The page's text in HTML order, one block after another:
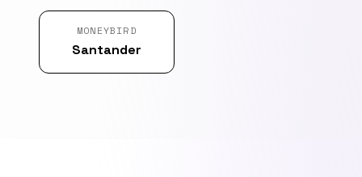
MONEYBIRD
Santander